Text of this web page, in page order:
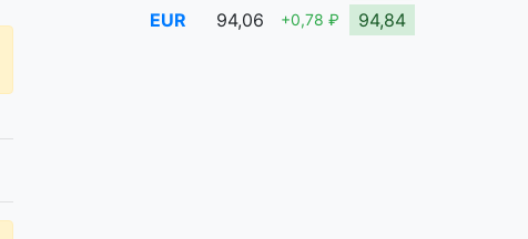
EUR
94,06 +0,78 ₽ 94,84